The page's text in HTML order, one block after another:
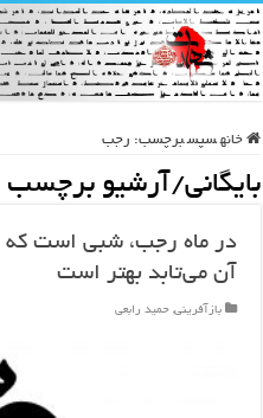
خانه سپس برچسب: رجب
بایگانی/آرشیو برچسب
در ماه رجب، شبی است که
آن می‌تابد بهتر است
بازآفرینی, حمید رابعی